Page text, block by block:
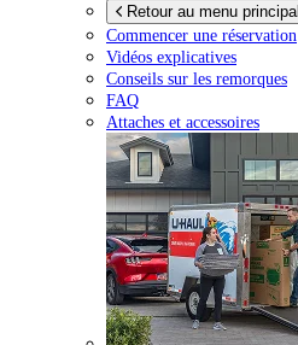
Retour au menu principal
Commencer une réservation
Vidéos explicatives
Conseils sur les remorques
FAQ
Attaches et accessoires